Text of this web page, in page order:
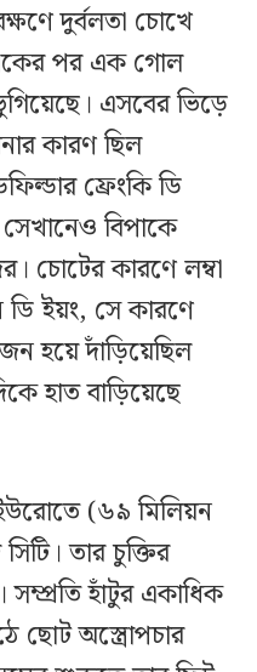
দুর্বলতা চোখে
পর এক গোল
এসবের ভিড়ে
কারণ ছিল
ফ্রেংকি ডি
বিপাকে
চোটের কারণে লম্বা
ইয়ং, সে কারণে
হয়ে দাঁড়িয়েছিল
হাত বাড়িয়েছে
(৬৯ মিলিয়ন
তার চুক্তির
হাঁটুর একাধিক
ছোট অস্ত্রোপচার